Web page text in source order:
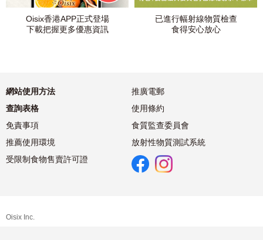
Oisix香港APP正式登場
下載把握更多優惠資訊
已進行幅射線物質檢查
食得安心放心
網站使用方法
推廣電郵
查詢表格
使用條約
免責事項
食質監查委員會
推薦使用環境
放射性物質測試系統
受限制食物售賣許可證
Oisix Inc.